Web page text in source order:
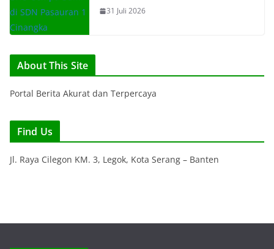
31 Juli 2026
About This Site
Portal Berita Akurat dan Terpercaya
Find Us
Jl. Raya Cilegon KM. 3, Legok, Kota Serang – Banten